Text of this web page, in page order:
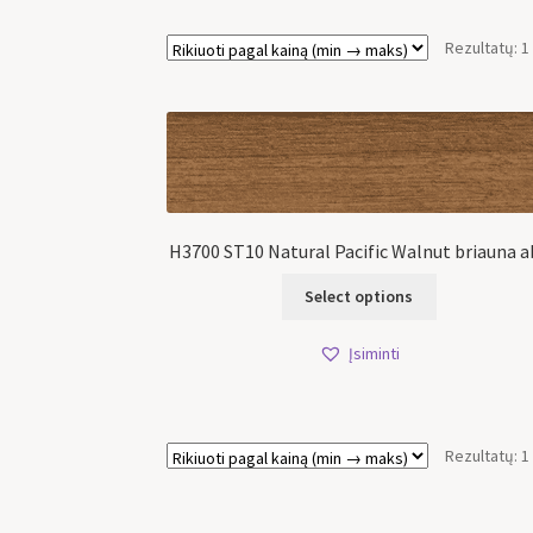
Rezultatų: 1
H3700 ST10 Natural Pacific Walnut briauna
Select options
Įsiminti
Rezultatų: 1